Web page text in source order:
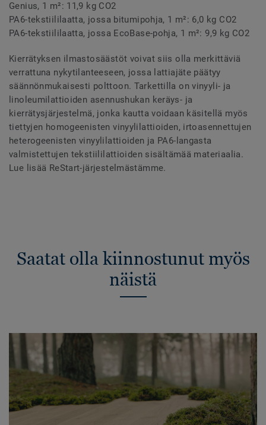
Genius, 1 m²: 11,9 kg CO2
PA6-tekstiililaatta, jossa bitumipohja, 1 m²: 6,0 kg CO2
PA6-tekstiililaatta, jossa EcoBase-pohja, 1 m²: 9,9 kg CO2
Kierrätyksen ilmastosäästöt voivat siis olla merkittäviä
verrattuna nykytilanteeseen, jossa lattiajäte päätyy
säännönmukaisesti polttoon. Tarkettilla on vinyyli- ja
linoleumilattioiden asennushukan keräys- ja
kierrätysjärjestelmä, jonka kautta voidaan käsitellä myös
tiettyjen homogeenisten vinyylilattioiden, irtoasennettujen
heterogeenisten vinyylilattioiden ja PA6-langasta
valmistettujen tekstiililattioiden sisältämää materiaalia.
Lue lisää ReStart-järjestelmästämme.
Saatat olla kiinnostunut myös
näistä